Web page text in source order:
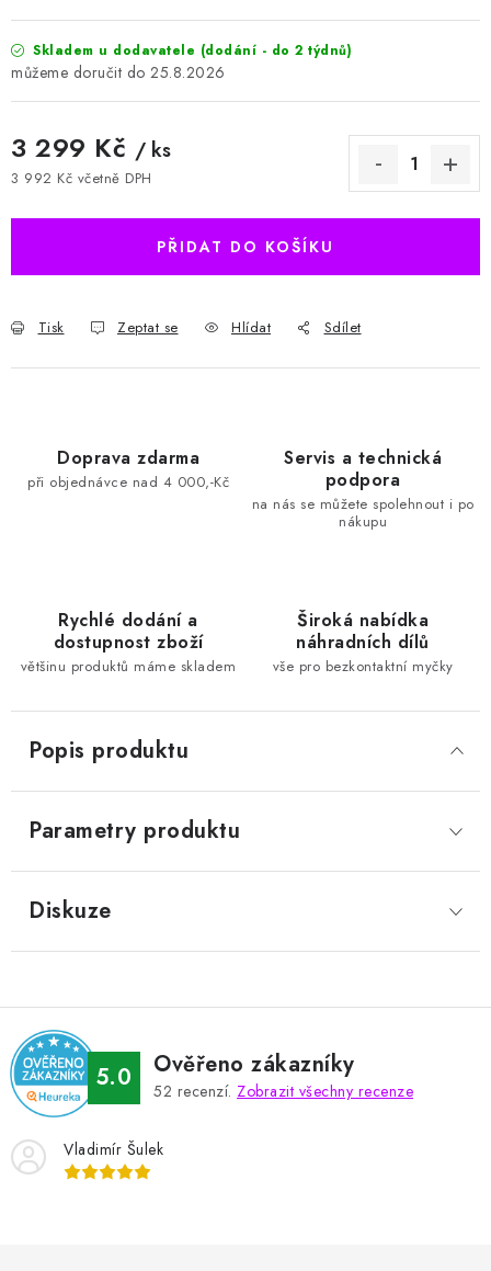
Skladem u dodavatele (dodání - do 2 týdnů)
25.8.2026
3 299 Kč / ks
3 992 Kč včetně DPH
PŘIDAT DO KOŠÍKU
Tisk Zeptat se Hlídat Sdílet
Doprava zdarma
při objednávce nad 4 000,-Kč
Servis a technická
podpora
na nás se můžete spolehnout i po
nákupu
Rychlé dodání a
dostupnost zboží
většinu produktů máme skladem
Široká nabídka
náhradních dílů
vše pro bezkontaktní myčky
Popis produktu
Parametry produktu
Diskuze
5.0 Ověřeno zákazníky
52 recenzí. Zobrazit všechny recenze
Vladimír Šulek